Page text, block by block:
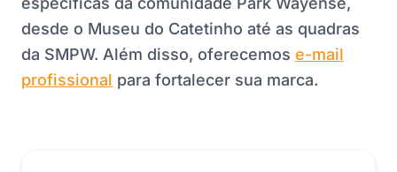
desde o Museu do Catetinho até as quadras
da SMPW. Além disso, oferecemos e-mail
profissional para fortalecer sua marca.